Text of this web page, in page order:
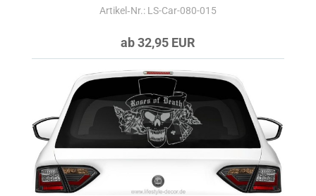
Artikel‑Nr.: LS-Car-080-015
ab 32,95 EUR